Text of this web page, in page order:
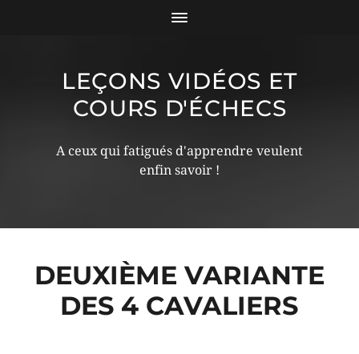
LEÇONS VIDÉOS ET
COURS D'ÉCHECS
A ceux qui fatigués d'apprendre veulent
enfin savoir !
DEUXIÈME VARIANTE
DES 4 CAVALIERS